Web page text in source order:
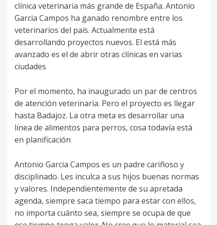
clínica veterinaria más grande de España. Antonio
Garcia Campos ha ganado renombre entre los
veterinarios del país. Actualmente está
desarrollando proyectos nuevos. El está más
avanzado es el de abrir otras clínicas en varias
ciudades
Por el momento, ha inaugurado un par de centros
de atención veterinaria. Pero el proyecto es llegar
hasta Badajoz. La otra meta es desarrollar una
línea de alimentos para perros, cosa todavía está
en planificación
Antonio Garcia Campos es un padre cariñoso y
disciplinado. Les inculca a sus hijos buenas normas
y valores. Independientemente de su apretada
agenda, siempre saca tiempo para estar con ellos,
no importa cuánto sea, siempre se ocupa de que